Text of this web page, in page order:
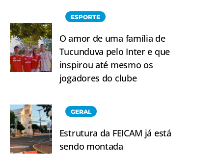
ESPORTE
O amor de uma família de
Tucunduva pelo Inter e que
inspirou até mesmo os
jogadores do clube
GERAL
Estrutura da FEICAM já está
sendo montada